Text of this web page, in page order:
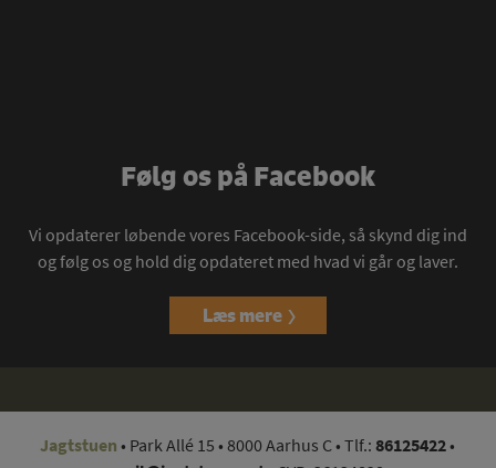
Følg os på Facebook
Vi opdaterer løbende vores Facebook-side, så skynd dig ind
og følg os og hold dig opdateret med hvad vi går og laver.
Læs mere
Jagtstuen• Park Allé 15•8000 Aarhus C• Tlf.:86125422•